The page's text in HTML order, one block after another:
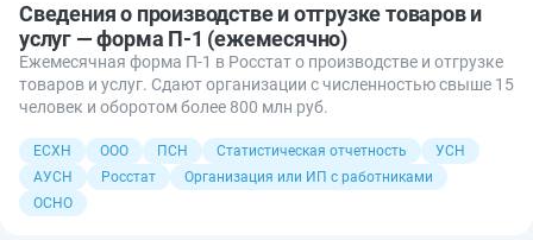
Сведения о производстве и отгрузке товаров и
услуг — форма П-1 (ежемесячно)
Ежемесячная форма П-1 в Росстат о производстве и отгрузке
товаров и услуг. Сдают организации с численностью свыше 15
человек и оборотом более 800 млн руб.
ЕСХН ООО ПСН Статистическая отчетность
УСН
АУСН
Росстат
Организация или ИП с работниками
ОСНО